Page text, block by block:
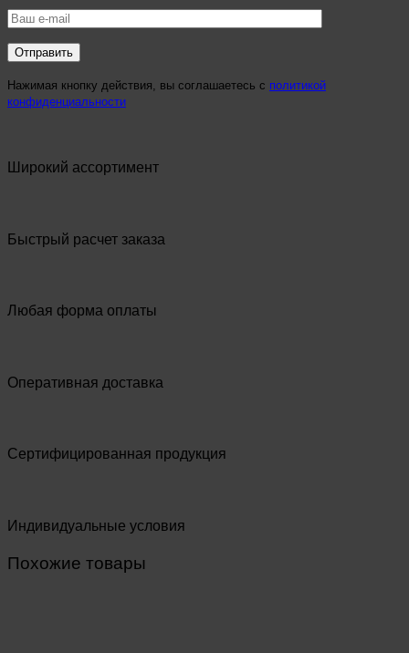
Нажимая кнопку действия, вы соглашаетесь с политикой
конфиденциальности
Широкий ассортимент
Быстрый расчет заказа
Любая форма оплаты
Оперативная доставка
Сертифицированная продукция
Индивидуальные условия
Похожие товары